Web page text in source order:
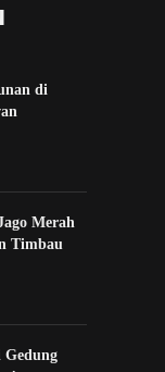
di
Merah
Timbau